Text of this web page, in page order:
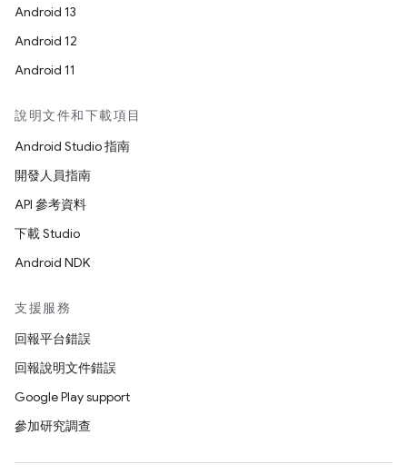
Android 13
Android 12
Android 11
說明文件和下載項目
Android Studio 指南
開發人員指南
API 參考資料
下載 Studio
Android NDK
支援服務
回報平台錯誤
回報說明文件錯誤
Google Play support
參加研究調查